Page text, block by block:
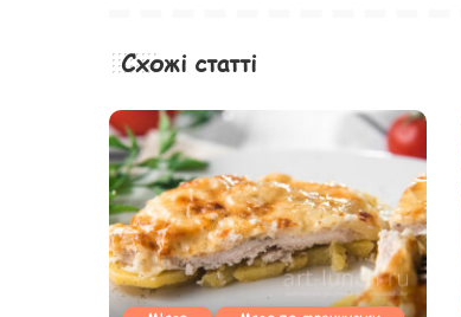
Схожі статті